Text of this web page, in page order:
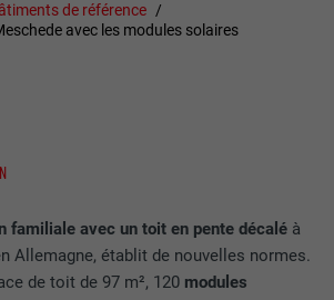
de référence
avec les modules solaires
familiale avec un toit en pente décalé à
Allemagne, établit de nouvelles normes.
de toit de 97 m², 120 modules